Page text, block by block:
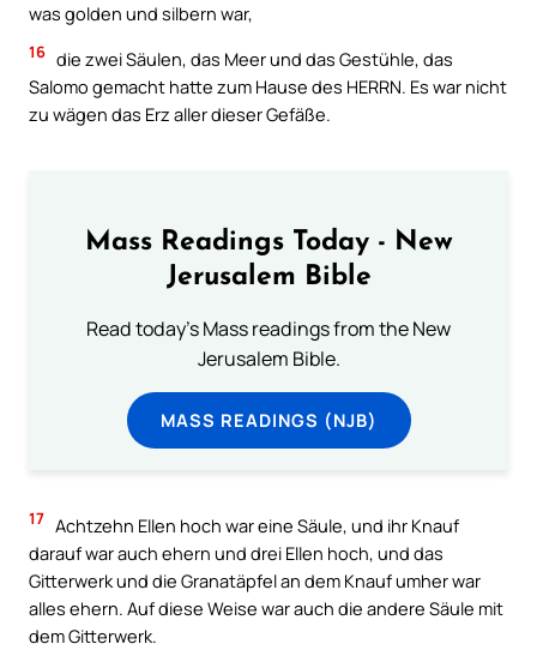
was golden und silbern war,
16 die zwei Säulen, das Meer und das Gestühle, das
Salomo gemacht hatte zum Hause des HERRN. Es war nicht
zu wägen das Erz aller dieser Gefäße.
Mass Readings Today - New
Jerusalem Bible
Read today's Mass readings from the New
Jerusalem Bible.
MASS READINGS (NJB)
17 Achtzehn Ellen hoch war eine Säule, und ihr Knauf
darauf war auch ehern und drei Ellen hoch, und das
Gitterwerk und die Granatäpfel an dem Knauf umher war
alles ehern. Auf diese Weise war auch die andere Säule mit
dem Gitterwerk.